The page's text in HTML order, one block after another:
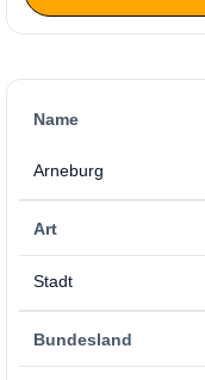
Name
Arneburg
Art
Stadt
Bundesland